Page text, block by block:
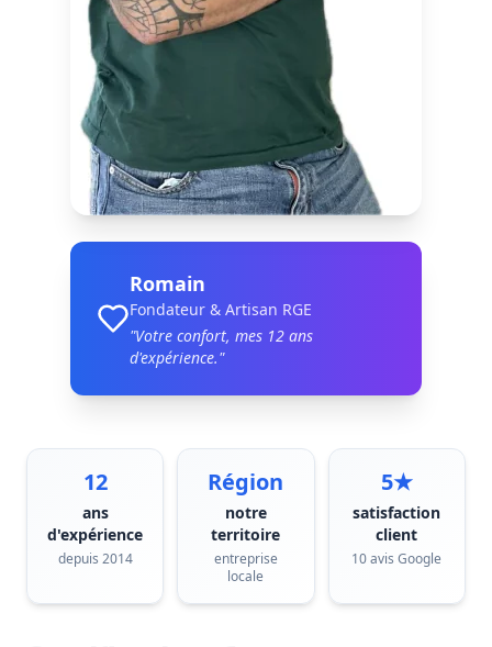
Romain
Fondateur & Artisan RGE
"Votre confort, mes 12 ans
d'expérience."
12
ans
d'expérience
depuis 2014
Région
notre
territoire
entreprise
locale
5★
satisfaction
client
10 avis Google